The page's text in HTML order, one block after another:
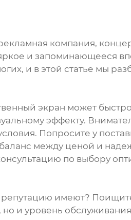
компания,
и запоминающееся
и в этой статье мы
экран может
эффекту.
Попросите у
между ценой и
по выбору
репутацию имеют?
но и уровень